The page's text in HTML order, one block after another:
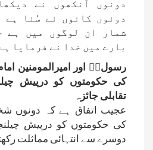
دونوں کانوں نے سُنا ہے
شمار ان لوگوں میں ہے
بارے میں خدا نے فرمایا
رسولﷲؐ اور امیرالمومنین
کی حکومتوں کو درپیش
تقابلی جائزہ
عجیب اتفاق ہے کہ دونوں
کی حکومتوں کو درپیش
دوسرے سے انتہائی مماثلت